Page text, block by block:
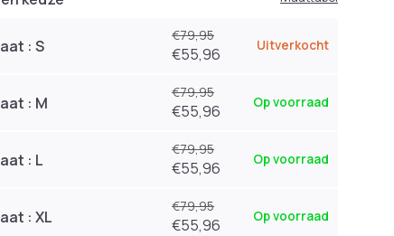
: S
€79,95
€55,96 Uitverkocht
: M
€79,95
€55,96 Op voorraad
: L
€79,95
€55,96 Op voorraad
: XL
€79,95
€55,96 Op voorraad